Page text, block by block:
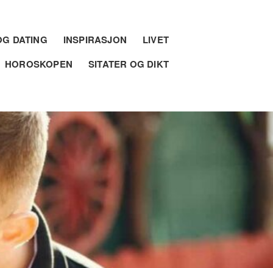
DATING INSPIRASJON
LIVET
HOROSKOPEN
SITATER OG DIKT